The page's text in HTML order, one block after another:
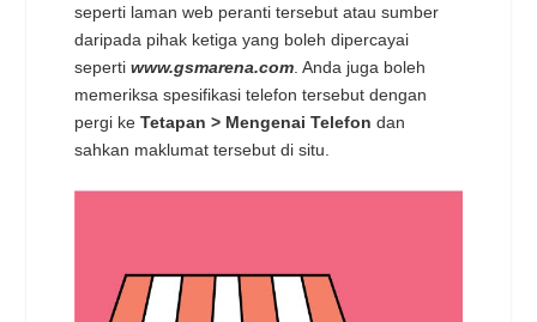
seperti laman web peranti tersebut atau sumber
daripada pihak ketiga yang boleh dipercayai
sepertiwww.gsmarena.com . Anda juga boleh
memeriksa spesifikasi telefon tersebut dengan
pergi keTetapan > Mengenai Telefon dan
sahkan maklumat tersebut di situ.